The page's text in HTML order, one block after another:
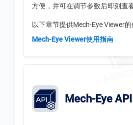
方便，并可在调节参数后即刻查
以下章节提供Mech-Eye Viewer的
Mech-Eye Viewer使用指南
Mech-Eye API